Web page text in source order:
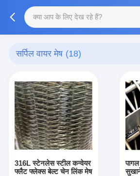
सर्पिल वायर मेष (18)
316L स्टेनलेस स्टील कन्वेयर
फ्लैट फ्लेक्स बेल्ट चेन लिंक मेष